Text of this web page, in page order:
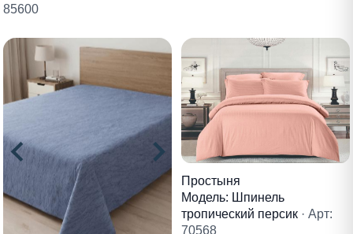
85600
Простыня
Модель: Шпинель
тропический персик · Арт:
70568